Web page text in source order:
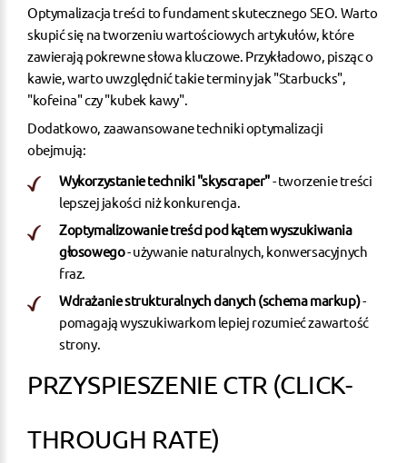
Optymalizacja treści to fundamentskutecznego SEO . Warto
skupić się na tworzeniu wartościowych artykułów, które
zawierają pokrewne słowa kluczowe. Przykładowo, pisząc o
kawie, warto uwzględnić takie terminy jak "Starbucks",
"kofeina" czy "kubek kawy".
Dodatkowo, zaawansowane techniki optymalizacji
obejmują:
Wykorzystanie techniki "skyscraper"- tworzenie treści
lepszej jakości niż konkurencja.
Zoptymalizowanie treści pod kątem wyszukiwania
głosowego- używanie naturalnych, konwersacyjnych
fraz.
Wdrażanie strukturalnych danych (schema markup)-
pomagają wyszukiwarkom lepiej rozumieć zawartość
strony.
PRZYSPIESZENIE CTR (CLICK-
THROUGH RATE)